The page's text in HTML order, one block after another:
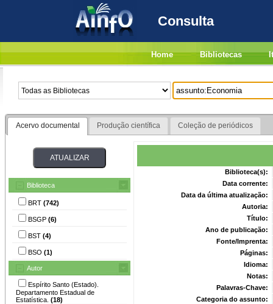
Consulta
Home Bibliotecas
Acervo documental Produção científica Coleção de periódicos
Biblioteca
BRT (742)
BSGP (6)
BST (4)
BSO (1)
Autor
Espírito Santo (Estado).
Departamento Estadual de
Estatística. (18)
Biblioteca(s):
Data corrente:
Data da última atualização:
Autoria:
Título:
Ano de publicação:
Fonte/Imprenta:
Páginas:
Idioma:
Notas:
Palavras-Chave:
Categoria do assunto: